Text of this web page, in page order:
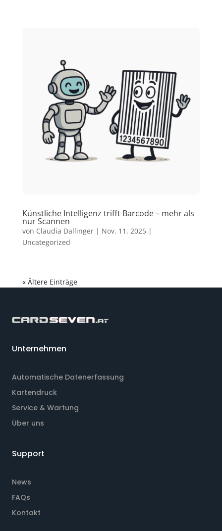
Künstliche Intelligenz trifft Barcode – mehr als
nur Scannen
von Claudia Dallinger| Nov. 11, 2025|
Uncategorized
« Ältere Einträge
Unternehmen
Automatische Datenerfassung
Kartendruck
Service & Wartung
Über uns
Support
News
FAQs
Kontakt